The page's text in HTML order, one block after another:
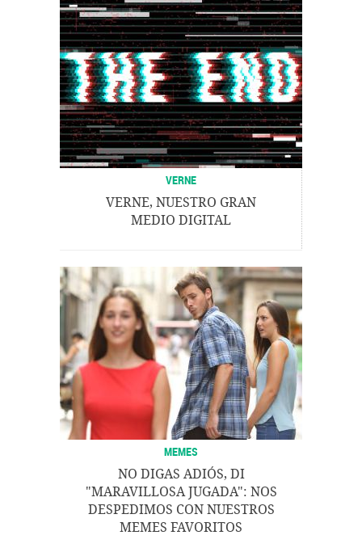
VERNE
VERNE, NUESTRO GRAN
MEDIO DIGITAL
MEMES
NO DIGAS ADIÓS, DI
"MARAVILLOSA JUGADA": NOS
DESPEDIMOS CON NUESTROS
MEMES FAVORITOS